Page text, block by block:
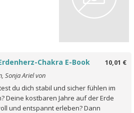
10,01 €
Chakra E-Book
Sonja Ariel von
du dich stabil und sicher fühlen im
Deine kostbaren Jahre auf der Erde
und entspannt erleben? Dann